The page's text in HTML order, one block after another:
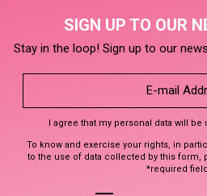
SIGN UP TO OUR
Stay in the loop! Sign up to our
I agree that my personal data will
To know and exercise your rights, in
to the use of data collected by this form,
*required